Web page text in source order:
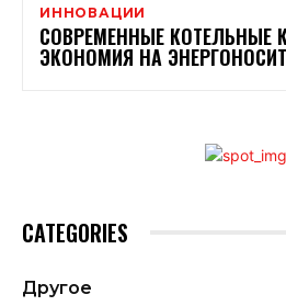
ИННОВАЦИИ
СОВРЕМЕННЫЕ КОТЕЛЬНЫЕ
ЭКОНОМИЯ НА
CATEGORIES
Другое